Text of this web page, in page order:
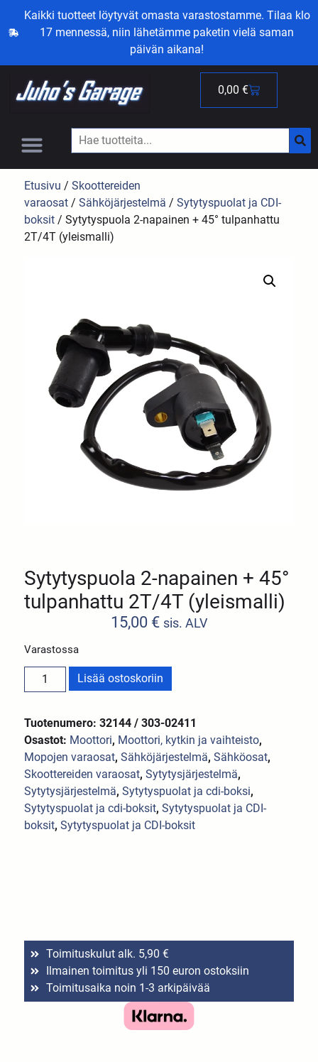
Kaikki tuotteet löytyvät omasta varastostamme. Tilaa klo
17 mennessä, niin lähetämme paketin vielä saman
päivän aikana!
0,00 €
Etusivu /Skoottereiden
varaosat /Sähköjärjestelmä /Sytytyspuolat ja CDI-
boksit / Sytytyspuola 2-napainen + 45° tulpanhattu
2T/4T (yleismalli)
Sytytyspuola 2-napainen + 45°
tulpanhattu 2T/4T (yleismalli)
15,00 € sis. ALV
Varastossa
Lisää ostoskoriin
Tuotenumero: 32144 / 303-02411
Osastot: Moottori, Moottori, kytkin ja vaihteisto,
Mopojen varaosat,Sähköjärjestelmä,Sähköosat,
Skoottereiden varaosat,Sytytysjärjestelmä,
Sytytysjärjestelmä,Sytytyspuolat ja cdi-boksi,
Sytytyspuolat ja cdi-boksit,Sytytyspuolat ja CDI-
boksit,Sytytyspuolat ja CDI-boksit
Toimituskulut alk. 5,90 €
Ilmainen toimitus yli 150 euron ostoksiin
Toimitusaika noin 1-3 arkipäivää